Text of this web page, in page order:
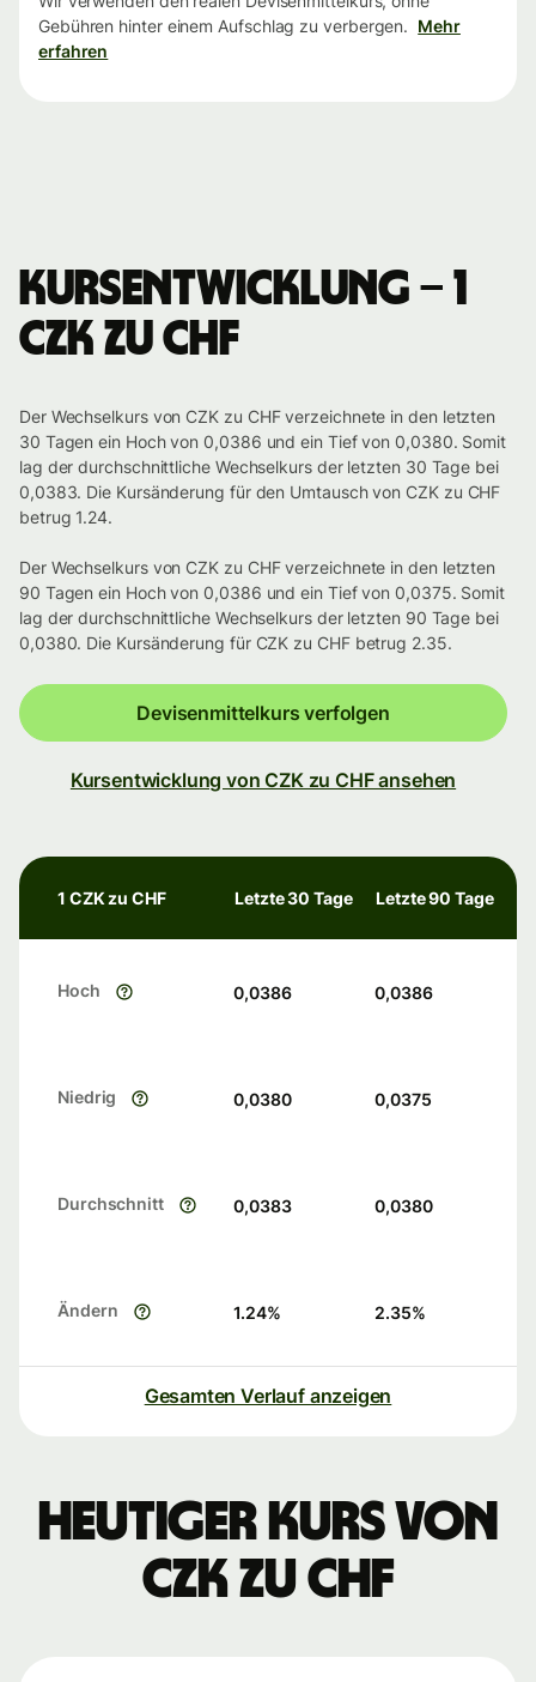
Gebühren hinter einem Aufschlag zu verbergen. Mehr
erfahren
Kursentwicklung – 1
CZK zu CHF
Der Wechselkurs von CZK zu CHF verzeichnete in den letzten
30 Tagen ein Hoch von 0,0386 und ein Tief von 0,0380. Somit
lag der durchschnittliche Wechselkurs der letzten 30 Tage bei
0,0383. Die Kursänderung für den Umtausch von CZK zu CHF
betrug 1.24.
Der Wechselkurs von CZK zu CHF verzeichnete in den letzten
90 Tagen ein Hoch von 0,0386 und ein Tief von 0,0375. Somit
lag der durchschnittliche Wechselkurs der letzten 90 Tage bei
0,0380. Die Kursänderung für CZK zu CHF betrug 2.35.
Devisenmittelkurs verfolgen
Kursentwicklung von CZK zu CHF ansehen
1 CZK zu CHF Letzte 30 Tage Letzte 90 Tage
Hoch 0,0386 0,0386
Niedrig 0,0380 0,0375
Durchschnitt 0,0383 0,0380
Ändern 1.24% 2.35%
Gesamten Verlauf anzeigen
Heutiger Kurs von
CZK zu CHF